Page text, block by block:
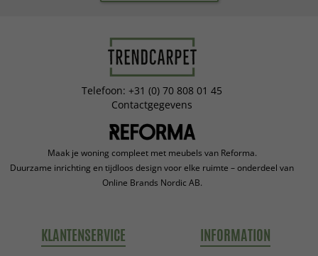
Telefoon: +31 (0) 70 808 01 45
Contactgegevens
Maak je woning compleet met meubels van Reforma.
Duurzame inrichting en tijdloos design voor elke ruimte – onderdeel van
Online Brands Nordic AB.
KLANTENSERVICE INFORMATION